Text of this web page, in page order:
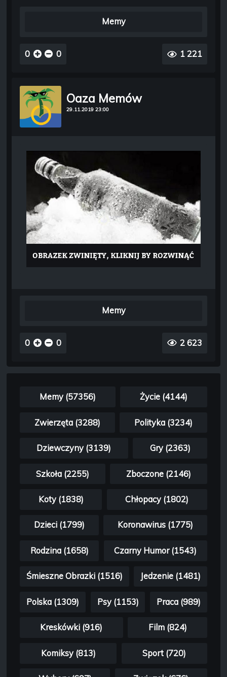
Memy
0 0 1 221
Oaza Memów
29.11.2019 23:00
Memy
0 0 2 623
Memy (57356) Życie (4144)
Zwierzęta (3288) Polityka (3234)
Dziewczyny (3139) Gry (2363)
Szkoła (2255) Zboczone (2146)
Koty (1838) Chłopacy (1802)
Dzieci (1799) Koronawirus (1775)
Rodzina (1658) Czarny Humor (1543)
Śmieszne Obrazki (1516) Jedzenie (1481)
Polska (1309) Psy (1153) Praca (989)
Kreskówki (916) Film (824)
Komiksy (813) Sport (720)